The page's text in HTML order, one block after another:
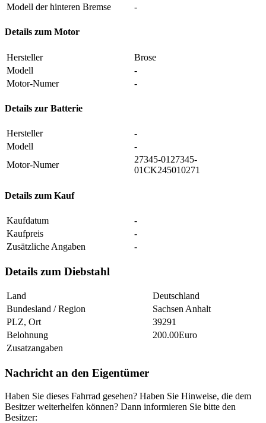
Modell der hinteren Bremse
-
Details zum Motor
Hersteller
Brose
Modell
-
Motor-Numer
-
Details zur Batterie
Hersteller
-
Modell
-
Motor-Numer
27345-0127345-
01CK245010271
Details zum Kauf
Kaufdatum
-
Kaufpreis
-
Zusätzliche Angaben
-
Details zum Diebstahl
Land
Deutschland
Bundesland / Region
Sachsen Anhalt
PLZ, Ort
39291
Belohnung
200.00Euro
Zusatzangaben
Nachricht an den Eigentümer
Haben Sie dieses Fahrrad gesehen? Haben Sie Hinweise, die dem
Besitzer weiterhelfen können? Dann informieren Sie bitte den
Besitzer: